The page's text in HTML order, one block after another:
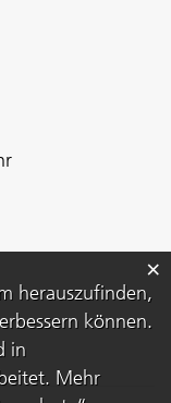
herauszufinden,
können.
in
Mehr
×